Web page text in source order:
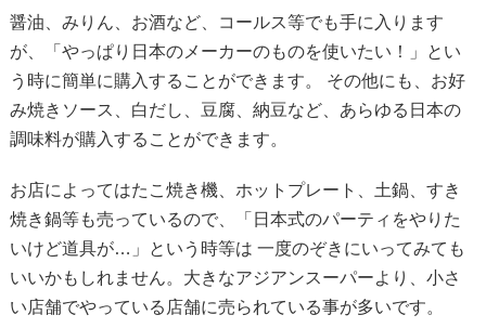
醤油、みりん、お酒など、コールス等でも手に入ります
が、「やっぱり日本のメーカーのものを使いたい！」とい
う時に簡単に購入することができます。 その他にも、お好
み焼きソース、白だし、豆腐、納豆など、あらゆる日本の
調味料が購入することができます。
お店によってはたこ焼き機、ホットプレート、土鍋、すき
焼き鍋等も売っているので、「日本式のパーティをやりた
いけど道具が…」という時等は 一度のぞきにいってみても
いいかもしれません。大きなアジアンスーパーより、小さ
い店舗でやっている店舗に売られている事が多いです。